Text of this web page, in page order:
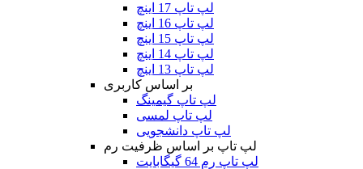
لپ تاپ 17 اینچ
لپ تاپ 16 اینچ
لپ تاپ 15 اینچ
لپ تاپ 14 اینچ
لپ تاپ 13 اینچ
بر اساس کاربری
لپ تاپ گیمینگ
لپ تاپ لمسی
لپ تاپ دانشجویی
لپ تاپ بر اساس ظرفیت رم
لپ تاپ رم 64 گیگابایت